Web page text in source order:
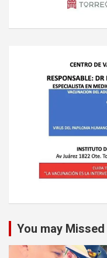
You may Missed